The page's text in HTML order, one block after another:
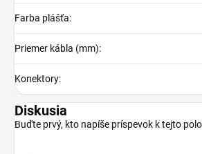
Farba plášťa:
Priemer kábla (mm):
Konektory:
Diskusia
Buďte prvý, kto napíše príspevok k tejto